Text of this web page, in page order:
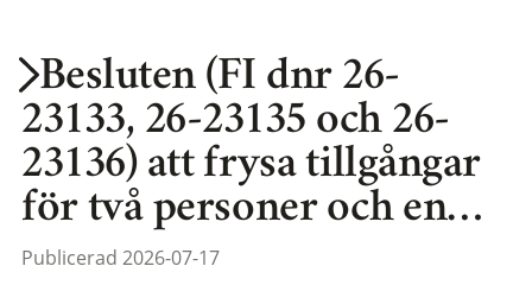
Besluten (FI dnr 26-
23133, 26-23135 och 26-
23136) att frysa tillgångar
för två personer och en…
Publicerad 2026-07-17